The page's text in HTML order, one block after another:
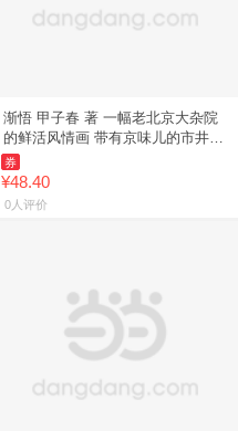
渐悟 甲子春 著 一幅老北京大杂院
的鲜活风情画 带有京味儿的市井生
活 作家】
券
¥48.40
0人评价